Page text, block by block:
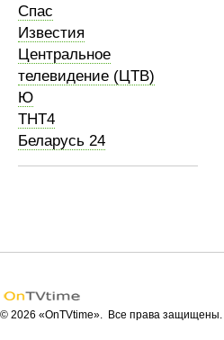
Спас
Известия
Центральное
телевидение (ЦТВ)
Ю
ТНТ4
Беларусь 24
© 2026 «OnTVtime». Все права защищены.